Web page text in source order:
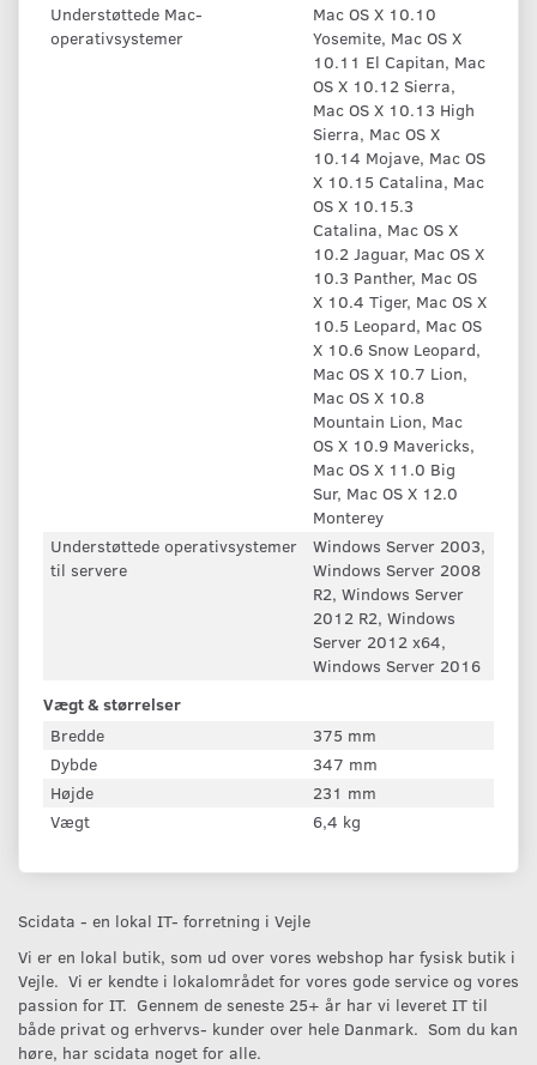
Understøttede Mac-
operativsystemer
Mac OS X 10.10
Yosemite, Mac OS X
10.11 El Capitan, Mac
OS X 10.12 Sierra,
Mac OS X 10.13 High
Sierra, Mac OS X
10.14 Mojave, Mac OS
X 10.15 Catalina, Mac
OS X 10.15.3
Catalina, Mac OS X
10.2 Jaguar, Mac OS X
10.3 Panther, Mac OS
X 10.4 Tiger, Mac OS X
10.5 Leopard, Mac OS
X 10.6 Snow Leopard,
Mac OS X 10.7 Lion,
Mac OS X 10.8
Mountain Lion, Mac
OS X 10.9 Mavericks,
Mac OS X 11.0 Big
Sur, Mac OS X 12.0
Monterey
Understøttede operativsystemer
til servere
Windows Server 2003,
Windows Server 2008
R2, Windows Server
2012 R2, Windows
Server 2012 x64,
Windows Server 2016
Vægt & størrelser
Bredde
375 mm
Dybde
347 mm
Højde
231 mm
Vægt
6,4 kg
Scidata - en lokal IT- forretning i Vejle
Vi er en lokal butik, som ud over vores webshop har fysisk butik i
Vejle. Vi er kendte i lokalområdet for vores gode service og vores
passion for IT. Gennem de seneste 25+ år har vi leveret IT til
både privat og erhvervs- kunder over hele Danmark. Som du kan
høre, har scidata noget for alle.